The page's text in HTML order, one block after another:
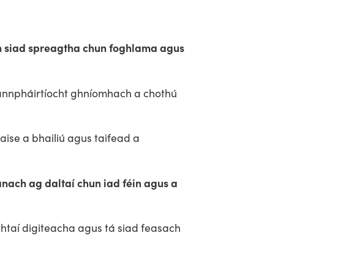
spreagtha chun foghlama agus
ghníomhach a chothú
a bhailiú agus taifead a
ag daltaí chun iad féin agus a
digiteacha agus tá siad feasach